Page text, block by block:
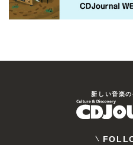
新しい⾳楽